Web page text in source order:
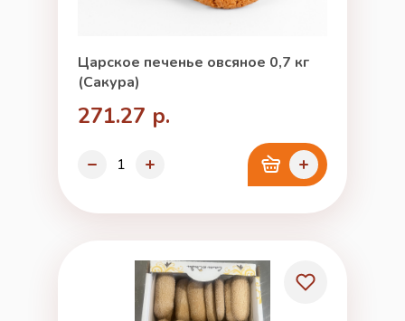
Царское печенье овсяное 0,7 кг
(Сакура)
271.27 р.